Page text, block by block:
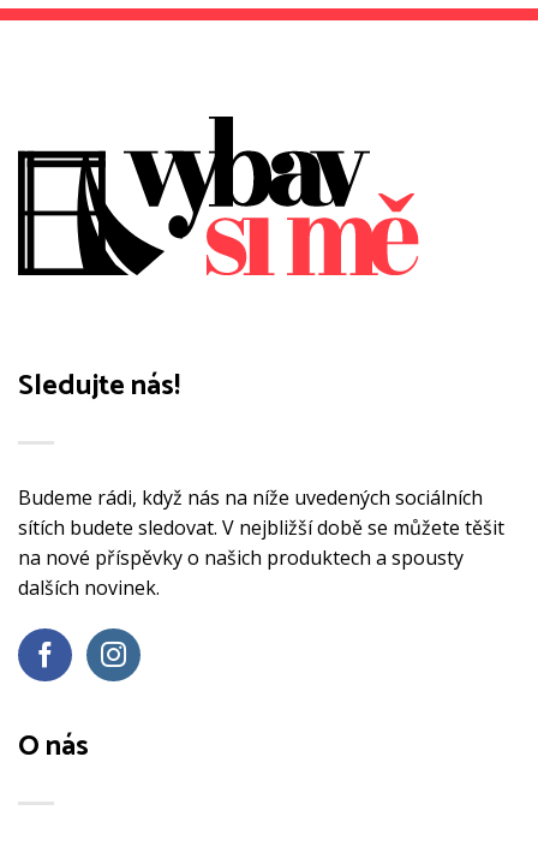
více
na
stránce
produktu
více
produktu
Sledujte nás!
Budeme rádi, když nás na níže uvedených sociálních
sítích budete sledovat. V nejbližší době se můžete těšit
na nové příspěvky o našich produktech a spousty
dalších novinek.
O nás